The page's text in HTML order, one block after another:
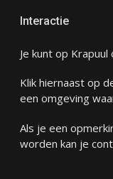
Interactie
Je kunt op
Klik hiernaast op
een omgeving
Als je een
worden kan je